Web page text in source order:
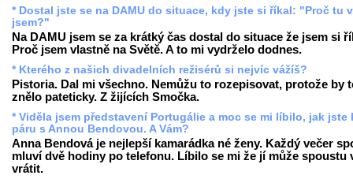
* Dostal jste se na DAMU do situace, kdy jste si říkal: "Proč tu
jsem?"
Na DAMU jsem se za krátký čas dostal do situace že jsem si
Proč jsem vlastně na Světě. A to mi vydrželo dodnes.
* Kterého z našich divadelních režisérů si nejvíc vážíš?
Pistoria. Dal mi všechno. Nemůžu to rozepisovat, protože by
znělo pateticky. Z žijících Smočka.
* Viděla jsem představení Portugálie a moc se mi líbilo, jak jste
páru s Annou Bendovou. A Vám?
Anna Bendová je nejlepší kamarádka né ženy. Každý večer
mluví dvě hodiny po telefonu. Líbilo se mi že jí může spoustu
vrátit.